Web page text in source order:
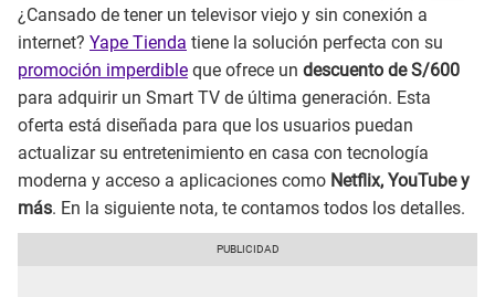
¿Cansado de tener un televisor viejo y sin conexión a
internet? Yape Tienda tiene la solución perfecta con su
promoción imperdible que ofrece un descuento de S/600
para adquirir un Smart TV de última generación. Esta
oferta está diseñada para que los usuarios puedan
actualizar su entretenimiento en casa con tecnología
moderna y acceso a aplicaciones como Netflix, YouTube y
más. En la siguiente nota, te contamos todos los detalles.